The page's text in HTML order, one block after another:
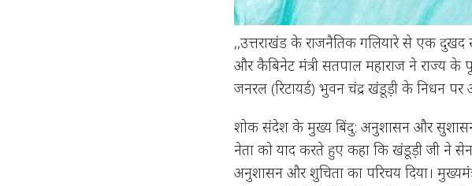
,,उत्तराखंड के राजनैतिक गलियारे से एक दुखद
और कैबिनेट मंत्री सतपाल महाराज ने राज्य के
जनरल (रिटायर्ड) भुवन चंद्र खंडूड़ी के निधन पर
शोक संदेश के मुख्य बिंदु: अनुशासन और
नेता को याद करते हुए कहा कि खंडूड़ी जी ने
अनुशासन और शुचिता का परिचय दिया।